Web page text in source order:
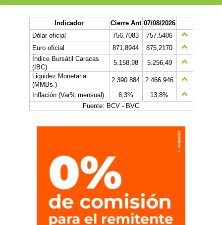
Indicador Cierre Ant 07/08/2026
Dólar oficial
756.7083
757.5406
Euro oficial
871,8944
875,2170
Índice Bursátil Caracas
(IBC)
5.158,98
5.256,49
Liquidez Monetaria
(MMBs.)
2.390.884
2.466.946
Inflación (Var% mensual)
6,3%
13,8%
Fuente: BCV - BVC